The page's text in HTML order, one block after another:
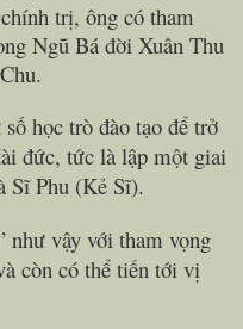
trị, ông có tham
Ngũ Bá đời Xuân Thu
Chu.
trò đào tạo để trở
đức, tức là lập một giai
Sĩ Phu (Kẻ Sĩ).
vậy với tham vọng
còn có thể tiến tới vị